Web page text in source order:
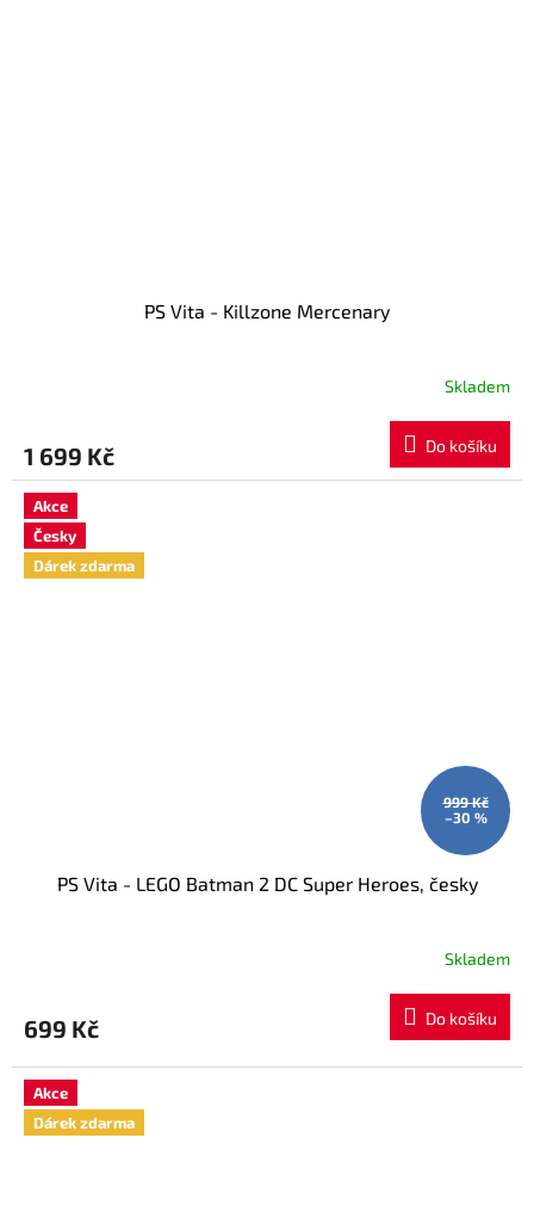
PS Vita - Killzone Mercenary
Skladem
1 699 Kč Do košíku
Akce
Česky
Dárek zdarma
999 Kč
–30 %
PS Vita - LEGO Batman 2 DC Super Heroes, česky
Skladem
699 Kč Do košíku
Akce
Dárek zdarma